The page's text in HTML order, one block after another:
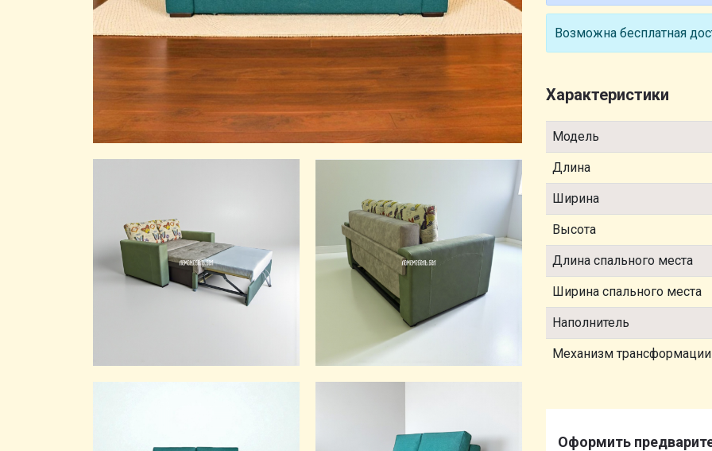
Возможна бесплатная
Характеристики
Модель
Длина
Ширина
Высота
Длина спального места
Ширина спального места
Наполнитель
Механизм трансформации
Оформить